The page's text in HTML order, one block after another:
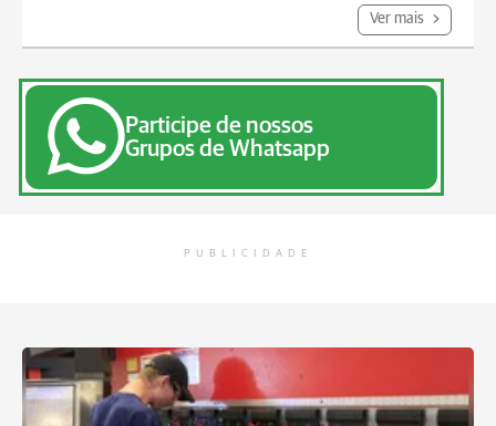
Ver mais
Participe de nossos
Grupos de Whatsapp
PUBLICIDADE